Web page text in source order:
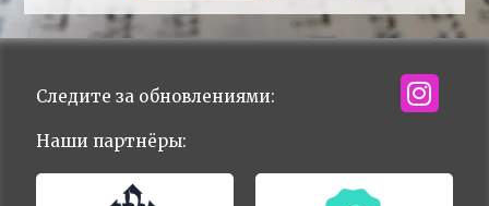
Следите за обновлениями:
Наши партнёры: